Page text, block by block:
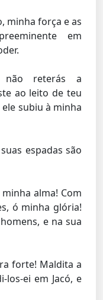
minha força e as
em
reterás a
ao leito de teu
subiu à minha
espadas são
alma! Com
ó minha glória!
e na sua
forte! Maldita a
los-ei em Jacó, e